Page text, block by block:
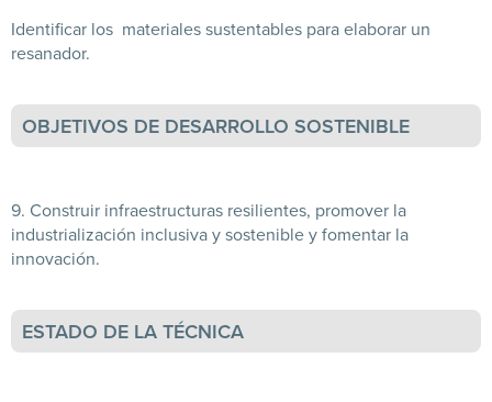
Identificar los materiales sustentables para elaborar un
resanador.
OBJETIVOS DE DESARROLLO SOSTENIBLE
9. Construir infraestructuras resilientes, promover la
industrialización inclusiva y sostenible y fomentar la
innovación.
ESTADO DE LA TÉCNICA